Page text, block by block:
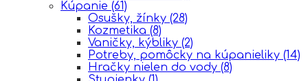
Kúpanie (61)
Osušky, žínky (28)
Kozmetika (8)
Vaničky, kýbliky (2)
Potreby, pomôcky na kúpanieliky (14)
Hračky nielen do vody (8)